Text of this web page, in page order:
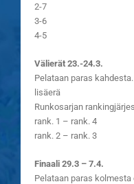
2-7
3-6
4-5
Välierät 23.-24.3.
Pelataan paras
lisäerä
Runkosarjan
rank. 1 – rank. 4
rank. 2 – rank. 3
Finaali 29.3 – 7.4.
Pelataan paras kolmesta